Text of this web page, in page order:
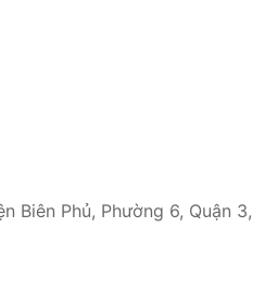
Biên Phủ, Phường 6, Quận 3,